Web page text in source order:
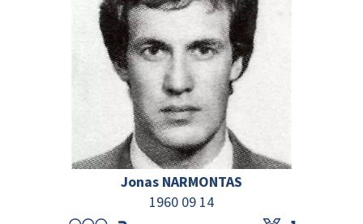
Jonas NARMONTAS
1960 09 14